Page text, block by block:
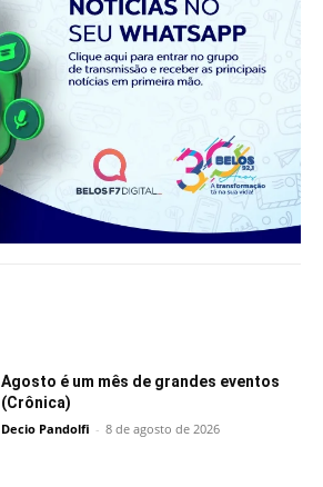
Agosto é um mês de grandes eventos
(Crônica)
Decio Pandolfi - 8 de agosto de 2026